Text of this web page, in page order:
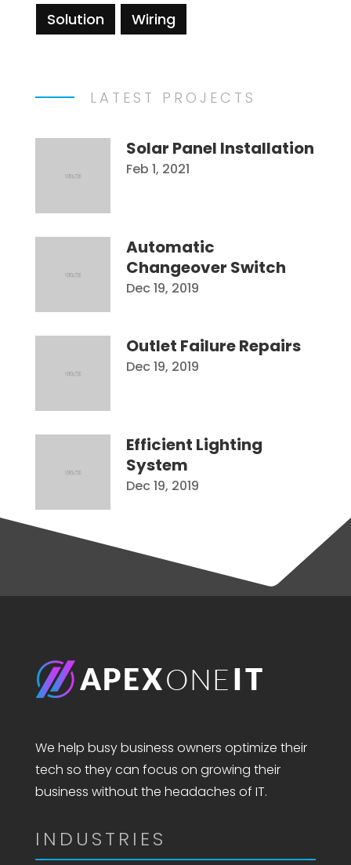
Solution
Wiring
LATEST PROJECTS
Solar Panel Installation
Feb 1, 2021
Automatic
Changeover Switch
Dec 19, 2019
Outlet Failure Repairs
Dec 19, 2019
Efficient Lighting
System
Dec 19, 2019
We help busy business owners optimize their
tech so they can focus on growing their
business without the headaches of IT.
INDUSTRIES